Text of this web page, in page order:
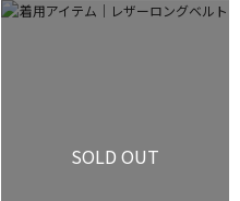
SOLD OUT